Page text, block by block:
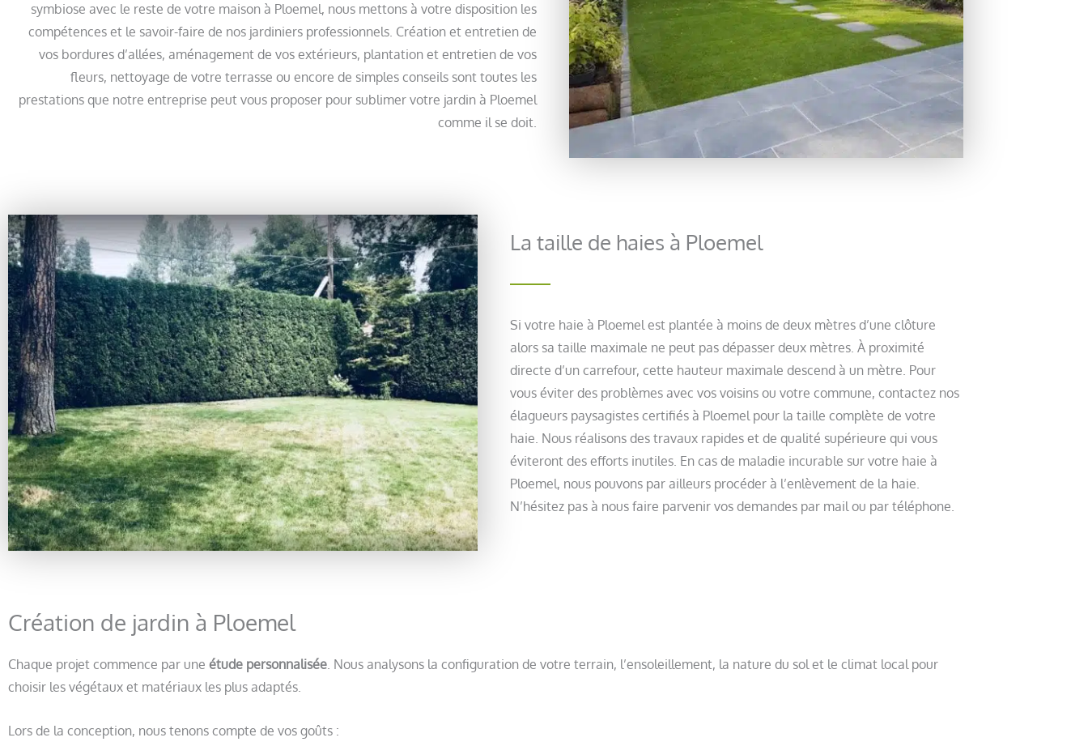
symbiose avec le reste de votre maison à Ploemel, nous mettons à votre disposition les
compétences et le savoir-faire de nos jardiniers professionnels. Création et entretien de
vos bordures d’allées, aménagement de vos extérieurs, plantation et entretien de vos
fleurs, nettoyage de votre terrasse ou encore de simples conseils sont toutes les
prestations que notre entreprise peut vous proposer pour sublimer votre jardin à Ploemel
comme il se doit.
La taille de haies à Ploemel
Si votre haie à Ploemel est plantée à moins de deux mètres d’une clôture
alors sa taille maximale ne peut pas dépasser deux mètres. À proximité
directe d’un carrefour, cette hauteur maximale descend à un mètre. Pour
vous éviter des problèmes avec vos voisins ou votre commune, contactez nos
élagueurs paysagistes certifiés à Ploemel pour la taille complète de votre
haie. Nous réalisons des travaux rapides et de qualité supérieure qui vous
éviteront des efforts inutiles. En cas de maladie incurable sur votre haie à
Ploemel, nous pouvons par ailleurs procéder à l’enlèvement de la haie.
N’hésitez pas à nous faire parvenir vos demandes par mail ou par téléphone.
Création de jardin à Ploemel
Chaque projet commence par une étude personnalisée. Nous analysons la configuration de votre terrain, l’ensoleillement, la nature du sol et le climat local pour
choisir les végétaux et matériaux les plus adaptés.
Lors de la conception, nous tenons compte de vos goûts :